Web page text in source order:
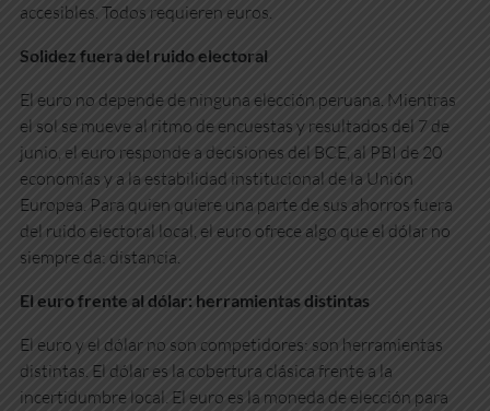
accesibles. Todos requieren euros.
Solidez fuera del ruido electoral
El euro no depende de ninguna elección peruana. Mientras
el sol se mueve al ritmo de encuestas y resultados del 7 de
junio, el euro responde a decisiones del BCE, al PBI de 20
economías y a la estabilidad institucional de la Unión
Europea. Para quien quiere una parte de sus ahorros fuera
del ruido electoral local, el euro ofrece algo que el dólar no
siempre da: distancia.
El euro frente al dólar: herramientas distintas
El euro y el dólar no son competidores: son herramientas
distintas. El dólar es la cobertura clásica frente a la
incertidumbre local. El euro es la moneda de elección para